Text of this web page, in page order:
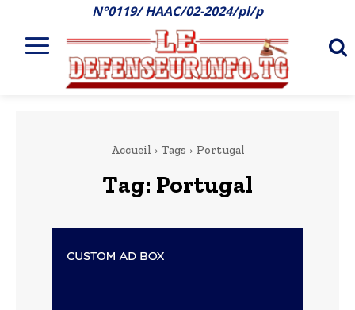
N°0119/ HAAC/02-2024/pl/p
Accueil Tags Portugal
Tag: Portugal